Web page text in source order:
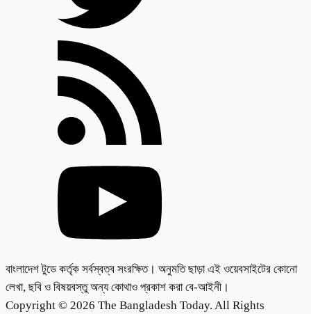
বাংলাদেশ টুডে কর্তৃক সর্বস্বত্ব সংরক্ষিত। অনুমতি ছাড়া এই ওয়েবসাইটের কোনো
লেখা, ছবি ও বিষয়বস্তু অন্য কোথাও প্রকাশ করা বে-আইনী।
Copyright © 2026 The Bangladesh Today. All Rights